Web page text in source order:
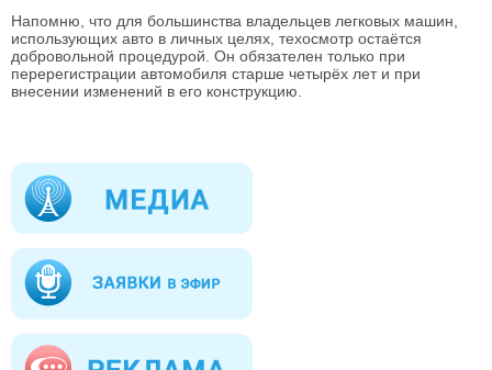
Напомню, что для большинства владельцев легковых машин,
использующих авто в личных целях, техосмотр остаётся
добровольной процедурой. Он обязателен только при
перерегистрации автомобиля старше четырёх лет и при
внесении изменений в его конструкцию.